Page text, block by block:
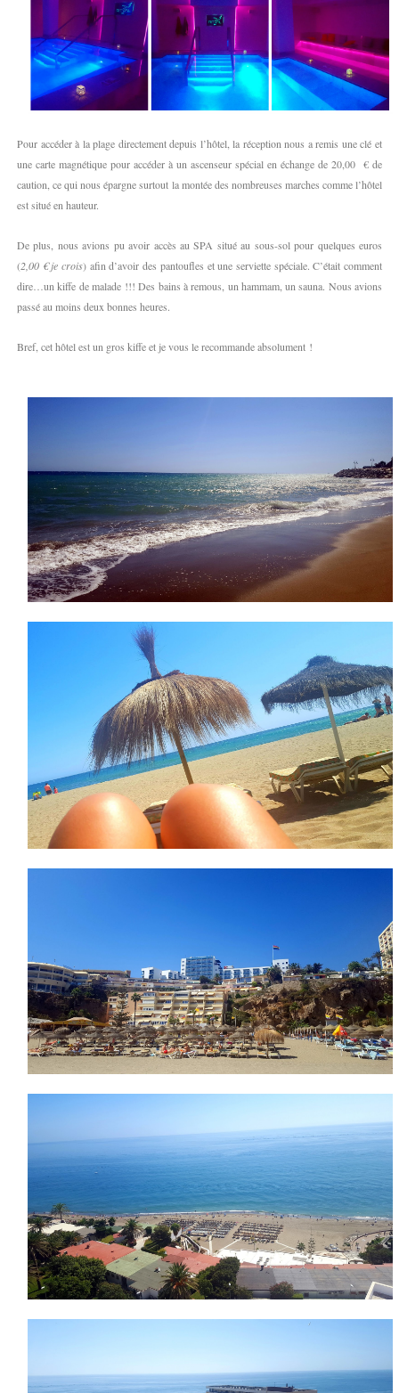
Pour accéder à la plage directement depuis l’hôtel, la réception nous a remis une clé et
une carte magnétique pour accéder à un ascenseur spécial en échange de 20,00 € de
caution, ce qui nous épargne surtout la montée des nombreuses marches comme l’hôtel
est situé en hauteur.
De plus, nous avions pu avoir accès au SPA situé au sous-sol pour quelques euros
(2,00 € je crois) afin d’avoir des pantoufles et une serviette spéciale. C’était comment
dire…un kiffe de malade !!! Des bains à remous, un hammam, un sauna. Nous avions
passé au moins deux bonnes heures.
Bref, cet hôtel est un gros kiffe et je vous le recommande absolument !